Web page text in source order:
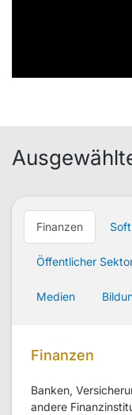
Finanzen
Öffentlicher
Medien
Finanzen
Banken,
andere